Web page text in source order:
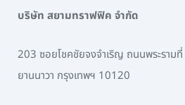
บริษัท สยามทราฟฟิค จำกัด
203 ซอยโชคชัยจงจำเริญ ถนนพระราม
ยานนาวา กรุงเทพฯ 10120